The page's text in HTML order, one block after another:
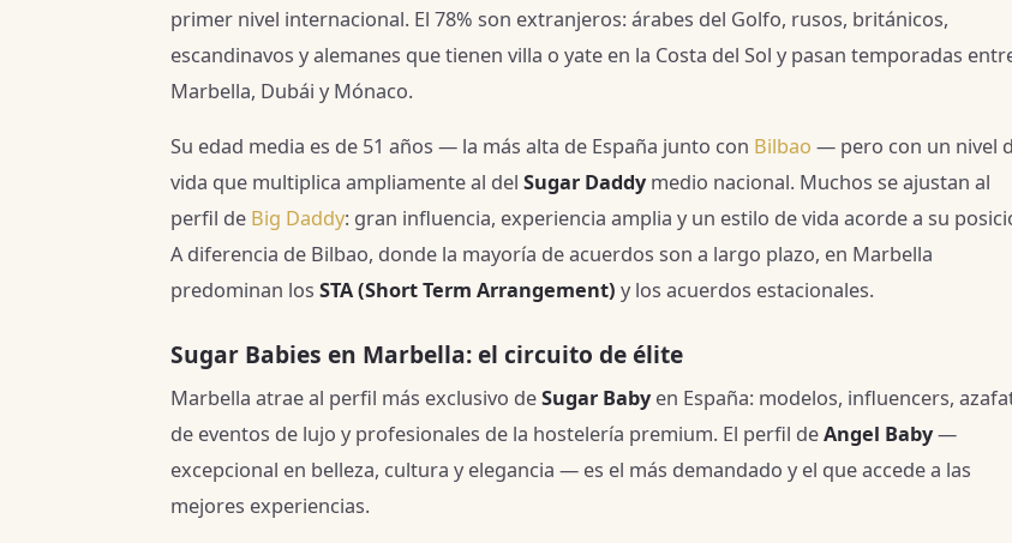
primer nivel internacional. El 78% son extranjeros: árabes del Golfo, rusos, británicos,
escandinavos y alemanes que tienen villa o yate en la Costa del Sol y pasan temporadas
Marbella, Dubái y Mónaco.
Su edad media es de 51 años — la más alta de España junto con Bilbao — pero con un nivel
vida que multiplica ampliamente al del Sugar Daddy medio nacional. Muchos se ajustan al
perfil de Big Daddy: gran influencia, experiencia amplia y un estilo de vida acorde a su
A diferencia de Bilbao, donde la mayoría de acuerdos son a largo plazo, en Marbella
predominan los STA (Short Term Arrangement) y los acuerdos estacionales.
Sugar Babies en Marbella: el circuito de élite
Marbella atrae al perfil más exclusivo deSugar Baby en España: modelos, influencers,
de eventos de lujo y profesionales de la hostelería premium. El perfil deAngel Baby—
excepcional en belleza, cultura y elegancia — es el más demandado y el que accede a las
mejores experiencias.